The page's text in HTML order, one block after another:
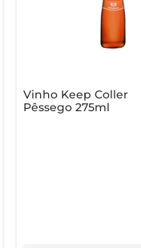
Vinho Keep Coller
Pêssego 275ml